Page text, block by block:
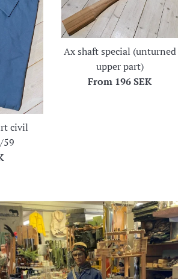
civil
59
Ax shaft special (unturned
upper part)
From 196 SEK